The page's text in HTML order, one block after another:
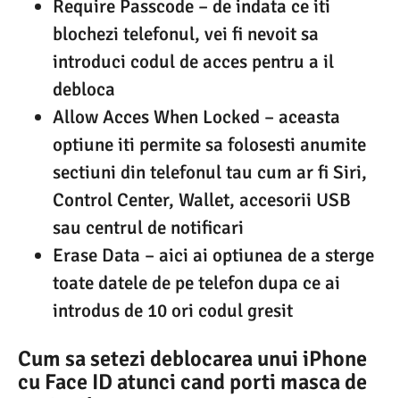
Require Passcode – de indata ce iti
blochezi telefonul, vei fi nevoit sa
introduci codul de acces pentru a il
debloca
Allow Acces When Locked – aceasta
optiune iti permite sa folosesti anumite
sectiuni din telefonul tau cum ar fi Siri,
Control Center, Wallet, accesorii USB
sau centrul de notificari
Erase Data – aici ai optiunea de a sterge
toate datele de pe telefon dupa ce ai
introdus de 10 ori codul gresit
Cum sa setezi deblocarea unui iPhone
cu Face ID atunci cand porti masca de